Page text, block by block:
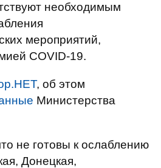
необходимым
мероприятий,
COVID-19.
, об этом
Министерства
не готовы к ослаблению
Донецкая,